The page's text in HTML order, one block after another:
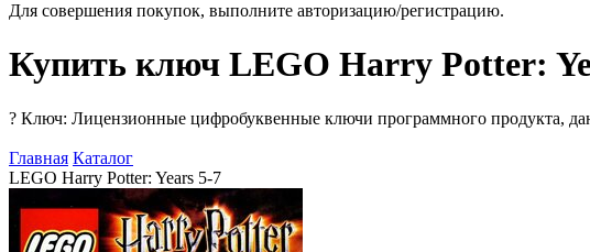
Для совершения покупок, выполните авторизацию/регистрацию.
Купить ключ LEGO Harry Potter:
? Ключ: Лицензионные цифробуквенные ключи программного продукта,
Главная Каталог
LEGO Harry Potter: Years 5-7